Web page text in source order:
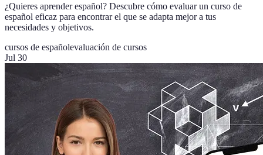
¿Quieres aprender español? Descubre cómo evaluar un curso de
español eficaz para encontrar el que se adapta mejor a tus
necesidades y objetivos.
cursos de españolevaluación de cursos
Jul 30